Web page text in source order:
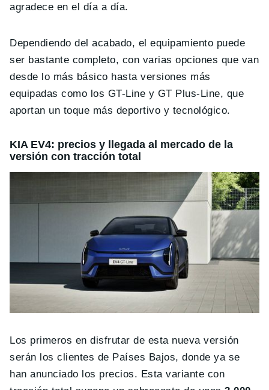
agradece en el día a día.
Dependiendo del acabado, el equipamiento puede
ser bastante completo, con varias opciones que van
desde lo más básico hasta versiones más
equipadas como los GT-Line y GT Plus-Line, que
aportan un toque más deportivo y tecnológico.
KIA EV4: precios y llegada al mercado de la
versión con tracción total
Los primeros en disfrutar de esta nueva versión
serán los clientes de Países Bajos, donde ya se
han anunciado los precios. Esta variante con